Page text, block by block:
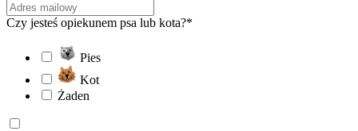
Czy jesteś opiekunem psa lub kota?*
Pies
Kot
Żaden